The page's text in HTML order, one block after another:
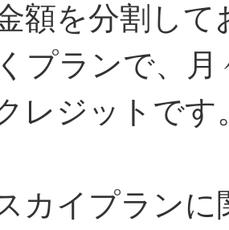
額を分割して
プランで、
レジットです
カイプランに